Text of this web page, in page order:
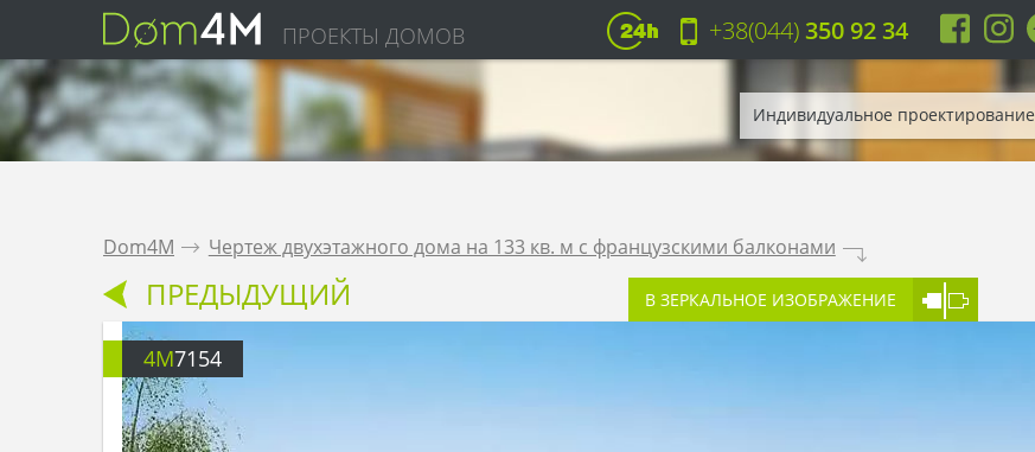
ПРОЕКТЫ ДОМОВ +38(044)350 92 34
Индивидуальное проектирование
Dom4M . Чертеж двухэтажного дома на 133 кв. м с французскими балконами .
ПРЕДЫДУЩИЙ В ЗЕРКАЛЬНОЕ ИЗОБРАЖЕНИЕ
4M7154